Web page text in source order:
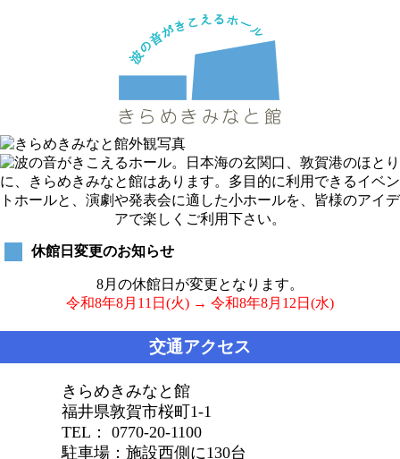
休館日変更のお知らせ
8月の休館日が変更となります。
令和8年8月11日(火) → 令和8年8月12日(水)
交通アクセス
きらめきみなと館
福井県敦賀市桜町1-1
TEL： 0770-20-1100
駐車場：施設西側に130台